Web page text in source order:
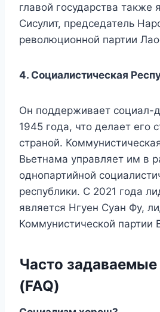
главой государства также
Сисулит, председатель
революционной партии
4. Социалистическая
Он поддерживает социал-
1945 года, что делает его
страной.
Вьетнама управляет им в
однопартийной
республики. С 2021 года
является Нгуен Суан Фу,
Коммунистической партии
Часто
(FAQ)